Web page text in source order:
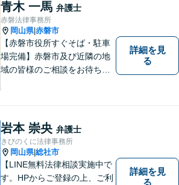
目指します。
青木 一馬 弁護士
赤磐法律事務所
岡山県|赤磐市
【赤磐市役所すぐそば・駐車
場完備】赤磐市及び近隣の地
域の皆様のご相談をお待ちし
詳細を見
る
岩本 崇央 弁護士
きびのくに法律事務所
岡山県|総社市
【LINE無料法律相談実施中で
す。HPからご登録の上、ご利
詳細を見
る